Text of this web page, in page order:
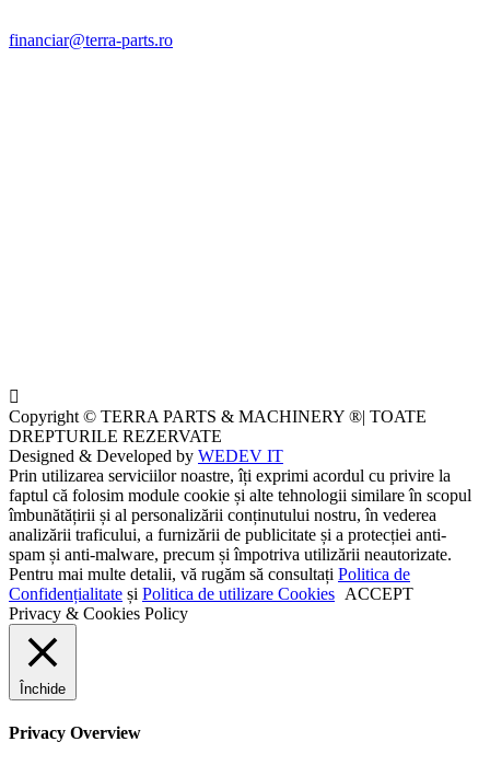
financiar@terra-parts.ro
Copyright © TERRA PARTS & MACHINERY ®| TOATE
DREPTURILE REZERVATE
Designed & Developed by WEDEV IT
Prin utilizarea serviciilor noastre, îți exprimi acordul cu privire la
faptul că folosim module cookie și alte tehnologii similare în scopul
îmbunătățirii și al personalizării conținutului nostru, în vederea
analizării traficului, a furnizării de publicitate și a protecției anti-
spam și anti-malware, precum și împotriva utilizării neautorizate.
Pentru mai multe detalii, vă rugăm să consultați Politica de
Confidențialitate și Politica de utilizare Cookies ACCEPT
Privacy & Cookies Policy
Închide
Privacy Overview